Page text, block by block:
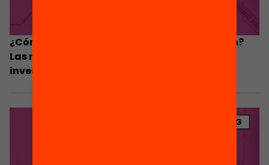
¿Cómo facilitamos el retorno a la educación?
Las nuevas oportunidades a la luz de la
investigación
BLOG